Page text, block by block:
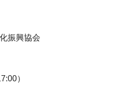
振興協会
）